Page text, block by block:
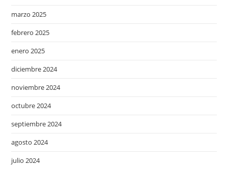
marzo 2025
febrero 2025
enero 2025
diciembre 2024
noviembre 2024
octubre 2024
septiembre 2024
agosto 2024
julio 2024